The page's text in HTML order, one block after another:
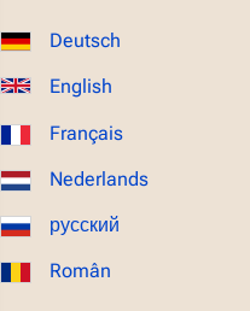
Deutsch
English
Français
Nederlands
русский
Român